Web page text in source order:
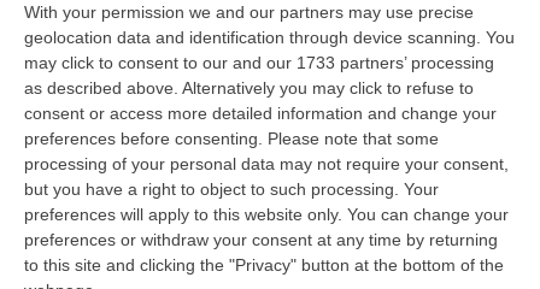
With your permission we and our partners may use precise
geolocation data and identification through device scanning. You
may click to consent to our and our 1733 partners’ processing
as described above. Alternatively you may click to refuse to
consent or access more detailed information and change your
preferences before consenting. Please note that some
processing of your personal data may not require your consent,
but you have a right to object to such processing. Your
preferences will apply to this website only. You can change your
preferences or withdraw your consent at any time by returning
to this site and clicking the "Privacy" button at the bottom of the
Clicca e segui “Corriere della Calabria” su Google News